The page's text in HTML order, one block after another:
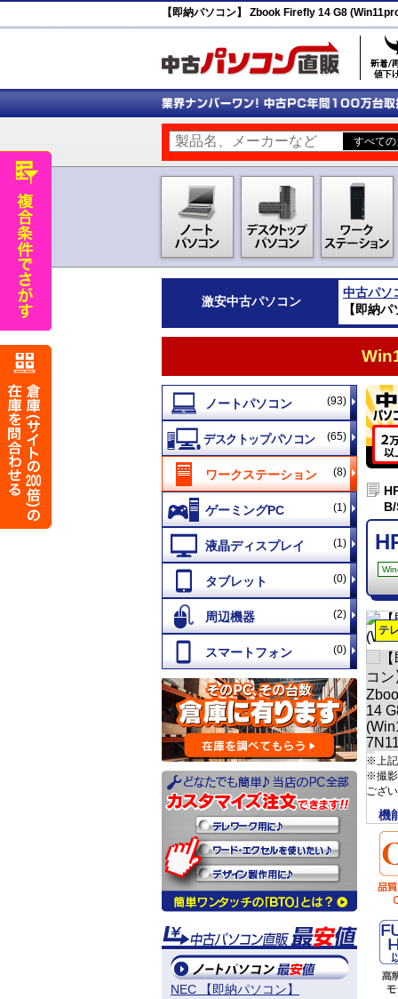
【即納パソコン】 Zbook Firefly 14 G8
激安中古パソコン
中古パソ
【即納
(93)
(65)
(8)
(1)
(1)
(0)
(2)
(0)
NEC 【即納パソコン】
テ
※上記
※撮影
ござ
機